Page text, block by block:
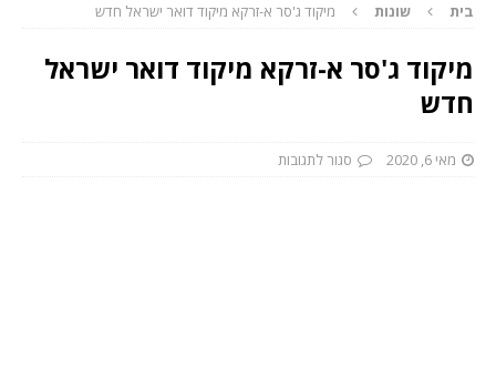
בית שונות מיקוד ג'סר א-זרקא מיקוד דואר ישראל חדש
מיקוד ג'סר א-זרקא מיקוד דואר ישראל
חדש
מאי 6, 2020 סגור לתגובות